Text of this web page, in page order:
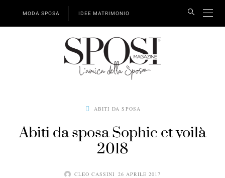
MODA SPOSA IDEE MATRIMONIO
ABITI DA SPOSA
Abiti da sposa Sophie et voilà
2018
CLEO CASSINI 26 APRILE 2017